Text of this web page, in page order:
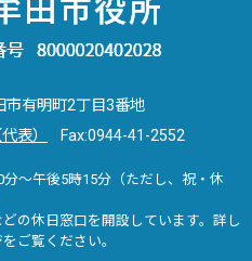
有明町2丁目3番地
表） Fax:0944-41-2552
～午後5時15分（ただし、祝・休
の休日窓口を開設しています。詳し
ご覧ください。